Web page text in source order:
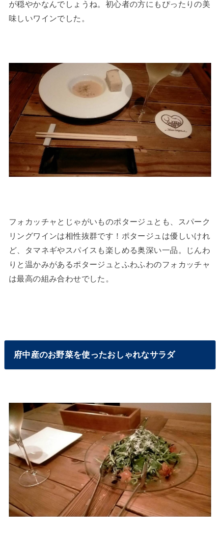
が穏やかなんでしょうね。初心者の方にもぴったりの美
味しいワインでした。
フォカッチャとじゃがいものポタージュとも、スパーク
リングワインは相性抜群です！ポタージュは優しいけれ
ど、タマネギやスパイスも楽しめる奥深い一品。じんわ
りと温かみがあるポタージュとふわふわのフォカッチャ
は最高の組み合わせでした。
府中産のお野菜を使ったおしゃれなサラダ